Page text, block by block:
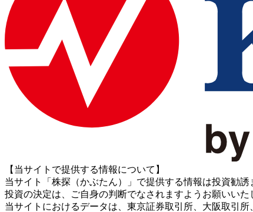
【当サイトで提供する情報について】
当サイト「株探（かぶたん）」で提供する情報は投資勧
投資の決定は、ご自身の判断でなされますようお願いいた
当サイトにおけるデータは、東京証券取引所、大阪取引所